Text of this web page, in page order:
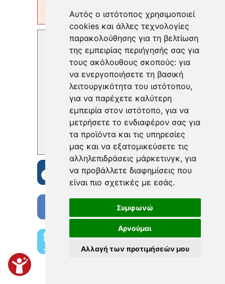
Αυτός ο ιστότοπος χρησιμοποιεί
cookies και άλλες τεχνολογίες
παρακολούθησης για τη βελτίωση
της εμπειρίας περιήγησής σας για
τους ακόλουθους σκοπούς: για
να ενεργοποιήσετε τη βασική
λειτουργικότητα του ιστότοπου,
για να παρέχετε καλύτερη
εμπειρία στον ιστότοπο, για να
μετρήσετε το ενδιαφέρον σας για
τα προϊόντα και τις υπηρεσίες
μας και να εξατομικεύσετε τις
αλληλεπιδράσεις μάρκετινγκ, για
να προβάλλετε διαφημίσεις που
είναι πιο σχετικές με εσάς.
Συμφωνώ
Αρνούμαι
Αλλαγή των προτιμήσεών μου